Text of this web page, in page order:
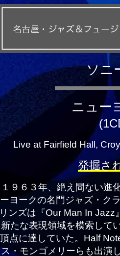
ソニ
ニュー
Live at Fairfield Hall,
発掘さ
１９６３年、絶え間ない進
ーヨークの名門ジャズ・ク
リンズは『Our Man In Jazz
新たな表現領域を模索して
頂点に達していた。Half
ス・モンゴメリーらも出演